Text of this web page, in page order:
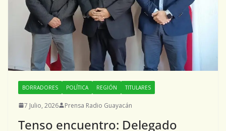
BORRADORES POLÍTICA REGIÓN TITULARES
7 Julio, 2026 Prensa Radio Guayacán
Tenso encuentro: Delegado